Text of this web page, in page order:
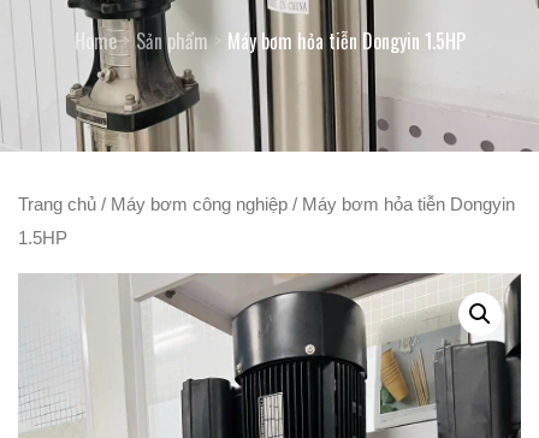
Home Sản phẩm Máy bơm hỏa tiễn Dongyin 1.5HP
Trang chủ / Máy bơm công nghiệp / Máy bơm hỏa tiễn Dongyin
1.5HP